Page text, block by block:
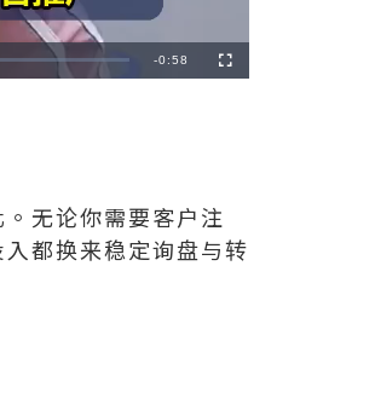
Remaining
-0:58 Fullscreen
无论你需要客户注
都换来稳定询盘与转